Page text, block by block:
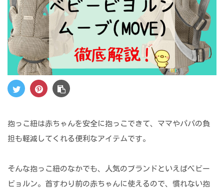
抱っこ紐は赤ちゃんを安全に抱っこできて、ママやパパの負
担も軽減してくれる便利なアイテムです。
そんな抱っこ紐のなかでも、人気のブランドといえばベビー
ビョルン。首すわり前の赤ちゃんに使えるので、慣れない抱